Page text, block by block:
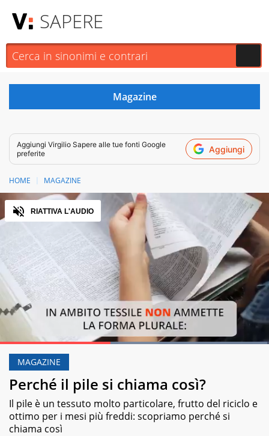
SAPERE
Aggiungi Virgilio Sapere alle tue fonti Google
preferite
Aggiungi
HOME MAGAZINE
PauseUnmute
Loaded:99.27%
Audio
RIATTIVA L'AUDIO
MAGAZINE
Perché il pile si chiama così?
Il pile è un tessuto molto particolare, frutto del riciclo e
ottimo per i mesi più freddi: scopriamo perché si
chiama così